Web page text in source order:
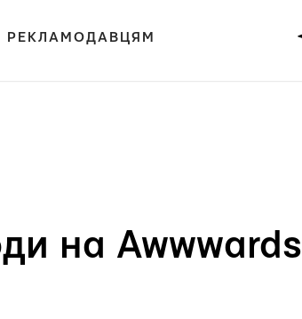
РЕКЛАМОДАВЦЯМ
на Awwwards